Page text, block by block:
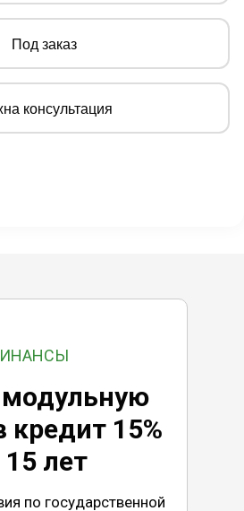
Под заказ
консультация
модульную
15%
лет
по государственной